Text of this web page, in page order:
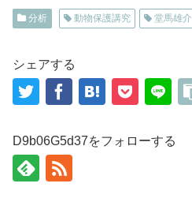
分析 動物保護講究 堂馬雄介
シェアする
D9b06G5d37をフォローする